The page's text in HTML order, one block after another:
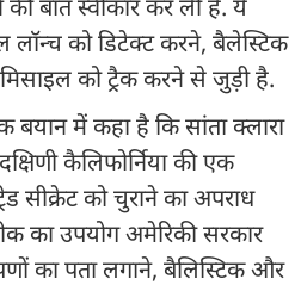
लॉन्च को डिटेक्ट करने, बैलेस्टिक
को ट्रैक करने से जुड़ी है.
बयान में कहा है कि सांता क्लारा
कैलिफोर्निया की एक
सीक्रेट को चुराने का अपराध
का उपयोग अमेरिकी सरकार
का पता लगाने, बैलिस्टिक और